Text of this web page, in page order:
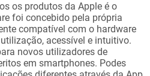
os produtos da Apple é o
foi concebido pela própria
compatível com o hardware
acessível e intuitivo.
novos utilizadores de
em smartphones. Podes